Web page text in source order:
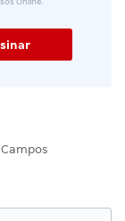
Online.
Campos